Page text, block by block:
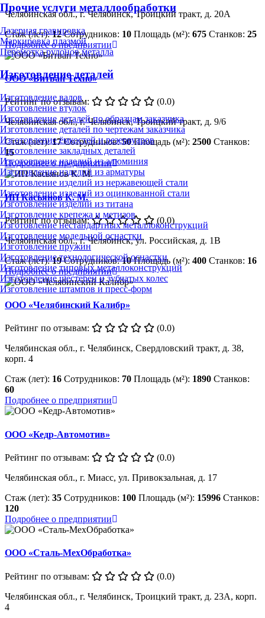
Прочие услуги металлообработки
Лазерная гравировка
Маркировка плазмой
Перемотка рулонов металла
Изготовление деталей
Изготовление валов
Изготовление втулок
Изготовление деталей по образцам заказчика
Изготовление деталей по чертежам заказчика
Изготовление ёмкостей и резервуаров
Изготовление закладных деталей
Изготовление изделий из алюминия
Изготовление изделий из арматуры
Изготовление изделий из нержавеющей стали
Изготовление изделий из оцинкованной стали
Изготовление изделий из титана
Изготовление крепежа и метизов
Изготовление нестандартных металлоконструкций
Изготовление модельной оснастки
Изготовление пружин
Изготовление технологической оснастки
Изготовление типовых металлоконструкций
Изготовление шестерен и зубчатых колес
Изготовление штампов и пресс-форм
Челябинская обл., г. Челябинск, Троицкий тракт, д. 20А
Стаж (лет):12 Сотрудников: 10 Площадь (м²): 675 Станков: 25
Подробнее о предприятии
ООО «Битван Техно»
Рейтинг по отзывам:
(0.0)
Челябинская обл., г. Челябинск, Троицкий тракт, д. 9/6
Стаж (лет):17 Сотрудников:50 Площадь (м²): 2500 Станков:
15
Подробнее о предприятии
ИП Касьянов К. М.
Рейтинг по отзывам:
(0.0)
Челябинская обл., г. Челябинск, ул. Российская, д. 1В
Стаж (лет):19 Сотрудников:10 Площадь (м²): 400 Станков: 16
Подробнее о предприятии
ООО «Челябинский Калибр»
Рейтинг по отзывам:
(0.0)
Челябинская обл., г. Челябинск, Свердловский тракт, д. 38,
корп. 4
Стаж (лет): 16 Сотрудников: 70 Площадь (м²): 1890 Станков:
60
Подробнее о предприятии
ООО «Кедр-Автомотив»
Рейтинг по отзывам:
(0.0)
Челябинская обл., г. Миасс, ул. Привокзальная, д. 17
Стаж (лет): 35 Сотрудников: 100 Площадь (м²): 15996 Станков:
120
Подробнее о предприятии
ООО «Сталь-МехОбработка»
Рейтинг по отзывам:
(0.0)
Челябинская обл., г. Челябинск, Троицкий тракт, д. 23А, корп.
4